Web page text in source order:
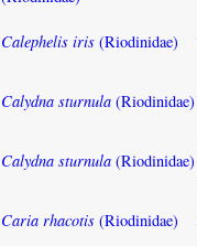
Calephelis iris (Riodinidae)
Calydna sturnula (Riodinidae)
Calydna sturnula (Riodinidae)
Caria rhacotis (Riodinidae)